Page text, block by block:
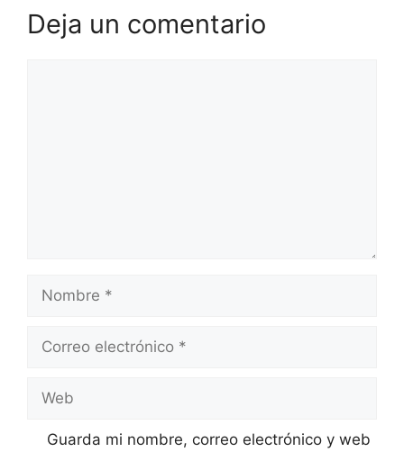
Deja un comentario
Nombre
Correo
Web
Guarda mi nombre, correo electrónico y web